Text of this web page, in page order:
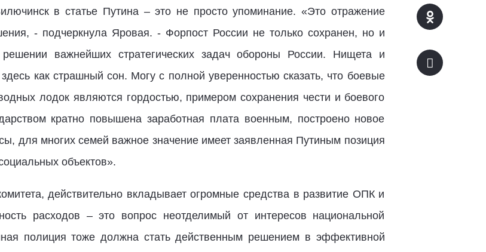
в статье Путина – это не просто упоминание. «Это отражение
- подчеркнула Яровая. - Форпост России не только сохранен, но и
важнейших стратегических задач обороны России. Нищета и
как страшный сон. Могу с полной уверенностью сказать, что боевые
лодок являются гордостью, примером сохранения чести и боевого
кратно повышена заработная плата военным, построено новое
для многих семей важное значение имеет заявленная Путиным позиция
объектов».
действительно вкладывает огромные средства в развитие ОПК и
расходов – это вопрос неотделимый от интересов национальной
полиция тоже должна стать действенным решением в эффективной